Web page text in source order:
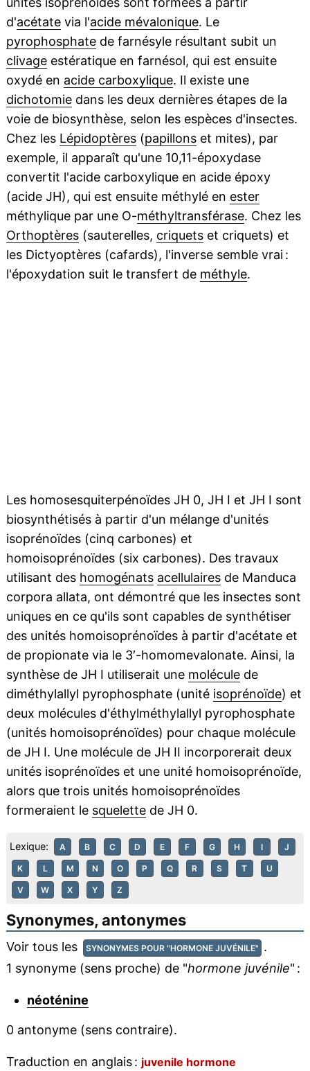
d'acétatevia l'acide mévalonique. Le
pyrophosphatede farnésyle résultant subit un
clivageestératique en farnésol, qui est ensuite
oxydé en acide carboxylique. Il existe une
dichotomiedans les deux dernières étapes de la
voie de biosynthèse, selon les espèces d'insectes.
Chez les Lépidoptères(papillonset mites), par
exemple, il apparaît qu'une 10,11-époxydase
convertit l'acide carboxylique en acide époxy
(acide JH), qui est ensuite méthylé en ester
méthylique par une O-méthyltransférase. Chez les
Orthoptères(sauterelles, criquetset criquets) et
les Dictyoptères (cafards), l'inverse semble vrai :
l'époxydation suit le transfert de méthyle.
Les homosesquiterpénoïdes JH 0, JH I et JH I sont
biosynthétisés à partir d'un mélange d'unités
isoprénoïdes (cinq carbones) et
homoisoprénoïdes (six carbones). Des travaux
utilisant des homogénats acellulairesde Manduca
corpora allata, ont démontré que les insectes sont
uniques en ce qu'ils sont capables de synthétiser
des unités homoisoprénoïdes à partir d'acétate et
de propionate via le 3′-homomevalonate. Ainsi, la
synthèse de JH I utiliserait une moléculede
diméthylallyl pyrophosphate (unité isoprénoïde) et
deux molécules d'éthylméthylallyl pyrophosphate
(unités homoisoprénoïdes) pour chaque molécule
de JH I. Une molécule de JH II incorporerait deux
unités isoprénoïdes et une unité homoisoprénoïde,
alors que trois unités homoisoprénoïdes
formeraient le squelettede JH 0.
Lexique: A B C D E F G H I J
K L M N O P Q R S T U
V W X Y Z
Synonymes, antonymes
Voir tous les SYNONYMES POUR "HORMONE JUVÉNILE" .
1 synonyme (sens proche) de "hormone juvénile" :
néoténine
0 antonyme (sens contraire).
Traduction en anglais : juvenile hormone